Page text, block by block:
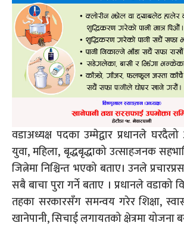
वडाअध्यक्ष पदका उम्मेद्वार प्रधानले
युवा, महिला, बृद्धबृद्धाको उत्साहजनक
जित्नेमा निश्चिन्त भएको बताए। उनले
सबै बाचा पुरा गर्ने बताए । प्रधानले वडाको
तहका सरकारसँग समन्वय गरेर शिक्षा,
खानेपानी, सिचाई लगायतको क्षेत्रमा योजना